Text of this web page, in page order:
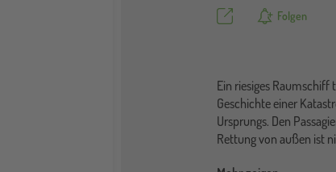
Teilen Folgen
Ein riesiges
Geschichte einer
Ursprungs. Den
Rettung von außen ist